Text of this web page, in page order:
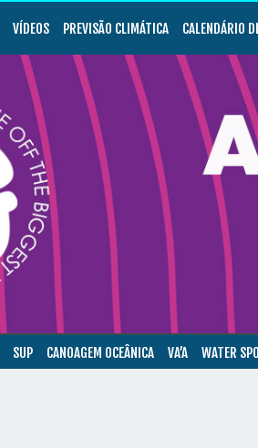
VÍDEOS PREVISÃO CLIMÁTICA CALENDÁRIO
SUP CANOAGEM OCEÂNICA VA’A WATER